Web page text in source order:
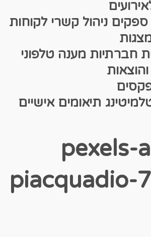
ספקים ניהול קשרי לקוחות
חברתיות מענה טלפוני
תיאומים אישיים
pexels-
piacquadio-